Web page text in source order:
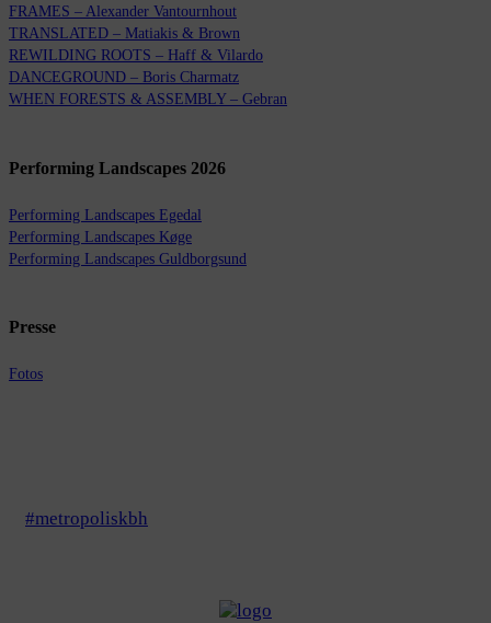
FRAMES – Alexander Vantournhout
TRANSLATED – Matiakis & Brown
REWILDING ROOTS – Haff & Vilardo
DANCEGROUND – Boris Charmatz
WHEN FORESTS & ASSEMBLY – Gebran
Performing Landscapes 2026
Performing Landscapes Egedal
Performing Landscapes Køge
Performing Landscapes Guldborgsund
Presse
Fotos
#metropoliskbh